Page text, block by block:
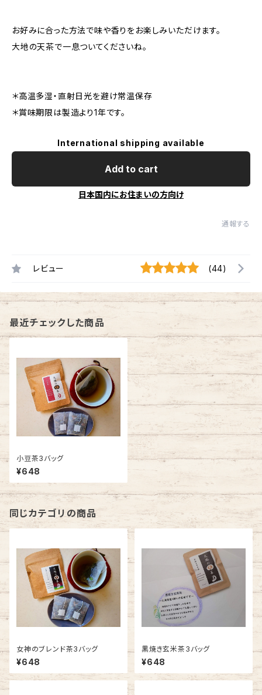
お好みに合った方法で味や香りをお楽しみいただけます。
大地の天茶で一息ついてくださいね。
＊高温多湿・直射日光を避け常温保存
＊賞味期限は製造より1年です。
International shipping available
Add to cart
日本国内にお住まいの方向け
通報する
レビュー (44)
最近チェックした商品
小豆茶3バッグ
¥648
同じカテゴリの商品
女神のブレンド茶3バッグ
¥648
黒焼き玄米茶3バッグ
¥648